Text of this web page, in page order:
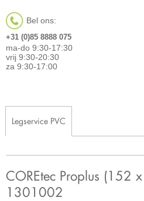
Bel ons:
+31 (0)85 8888 075
ma-do 9:30-17:30
vrij 9:30-20:30
za 9:30-17:00
Legservice PVC
COREtec Proplus
1301002